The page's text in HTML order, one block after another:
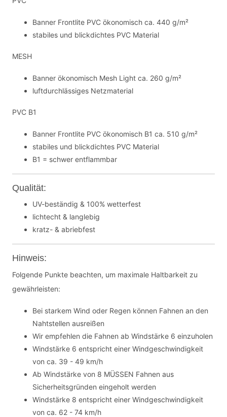
Banner Frontlite PVC ökonomisch ca. 440 g/m²
stabiles und blickdichtes PVC Material
MESH
Banner ökonomisch Mesh Light ca. 260 g/m²
luftdurchlässiges Netzmaterial
PVC B1
Banner Frontlite PVC ökonomisch B1 ca. 510 g/m²
stabiles und blickdichtes PVC Material
B1 = schwer entflammbar
Qualität:
UV-beständig & 100% wetterfest
lichtecht & langlebig
kratz- & abriebfest
Hinweis:
Folgende Punkte beachten, um maximale Haltbarkeit zu
gewährleisten:
Bei starkem Wind oder Regen können Fahnen an den
Nahtstellen ausreißen
Wir empfehlen die Fahnen ab Windstärke 6 einzuholen
Windstärke 6 entspricht einer Windgeschwindigkeit
von ca. 39 - 49 km/h
Ab Windstärke von 8 MÜSSEN Fahnen aus
Sicherheitsgründen eingeholt werden
Windstärke 8 entspricht einer Windgeschwindigkeit
von ca. 62 - 74 km/h